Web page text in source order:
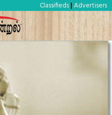
Classifieds | Advertisers